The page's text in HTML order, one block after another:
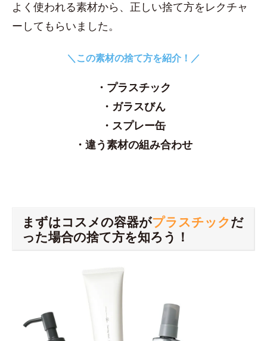
よく使われる素材から、正しい捨て方をレクチャ
ーしてもらいました。
＼この素材の捨て方を紹介！／
・プラスチック
・ガラスびん
・スプレー缶
・違う素材の組み合わせ
まずはコスメの容器がプラスチックだ
った場合の捨て方を知ろう！